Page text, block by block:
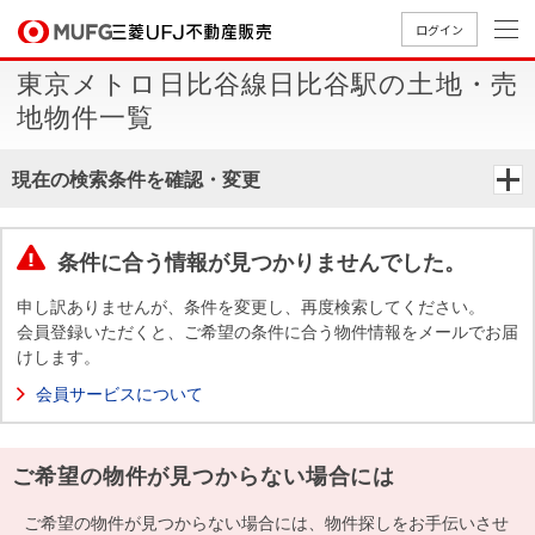
ログイン
買いたいTOP
中古
マン
ンを
探す
築・
一戸
建て
売りたいTOP
無
料
定
却
談
店舗案内TOP
店舗のご
案内（首
案内（名
案内（関
会社情報TOP
ごあいさ
つ
要
Way
経営ビジ
ョン
組織図
役員一
採用情報TOP
新卒採用
情報
採用情報
買いたい
売りたい
店舗案内
会社情報
採用情報
提携企業にお勤めの方
東京メトロ日比谷線日比谷駅の土地・売
地物件一覧
現在の検索条件を確認・変更
条件に合う情報が見つかりませんでした。
申し訳ありませんが、条件を変更し、再度検索してください。
会員登録いただくと、ご希望の条件に合う物件情報をメールでお届
けします。
会員サービスについて
ご希望の物件が見つからない場合には
ご希望の物件が見つからない場合には、物件探しをお手伝いさせ